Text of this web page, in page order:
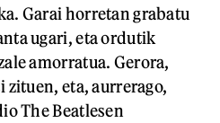
Garai horretan grabatu
ugari, eta ordutik
amorratua. Gerora,
eta, aurrerago,
The Beatlesen